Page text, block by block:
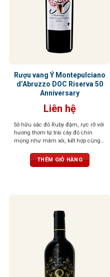
Rượu vang Ý Montepulciano
d’Abruzzo DOC Riserva 50
Anniversary
Liên hệ
Sở hữu sắc đỏ Ruby đậm, rực rỡ với
hương thơm từ trái cây đỏ chín
mọng như mâm xôi, kết hợp cùng
đầy quyến rũ. Vị rượu tròn trịa, cân
bằng với cấu trúc tanin mềm mại,
THÊM GIỎ HÀNG